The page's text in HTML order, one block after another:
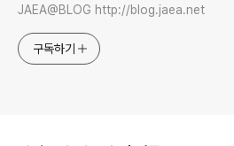
JAEA@BLOG http://blog.jaea.net
구독하기